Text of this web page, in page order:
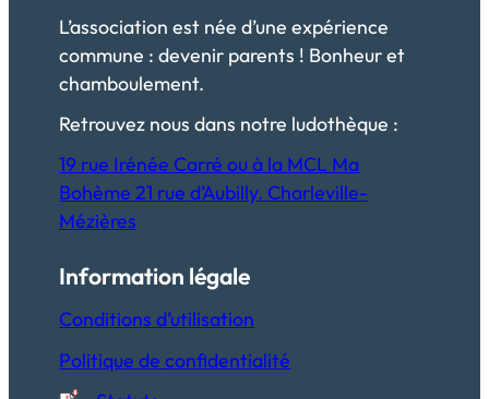
L’association est née d’une expérience
commune : devenir parents ! Bonheur et
chamboulement.
Retrouvez nous dans notre ludothèque :
19 rue Irénée Carré ou à la MCL Ma
Bohème 21 rue d’Aubilly. Charleville-
Mézières
Information légale
Conditions d’utilisation
Politique de confidentialité